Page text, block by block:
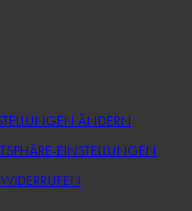
ÄNDERN
EINSTELLUNGEN